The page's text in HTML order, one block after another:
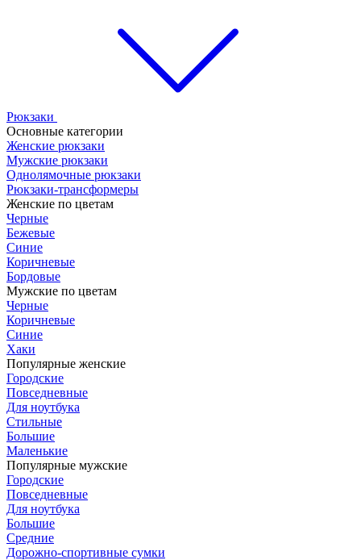
Рюкзаки
Основные категории
Женские рюкзаки
Мужские рюкзаки
Однолямочные рюкзаки
Рюкзаки-трансформеры
Женские по цветам
Черные
Бежевые
Синие
Коричневые
Бордовые
Мужские по цветам
Черные
Коричневые
Синие
Хаки
Популярные женские
Городские
Повседневные
Для ноутбука
Стильные
Большие
Маленькие
Популярные мужские
Городские
Повседневные
Для ноутбука
Большие
Средние
Дорожно-спортивные сумки